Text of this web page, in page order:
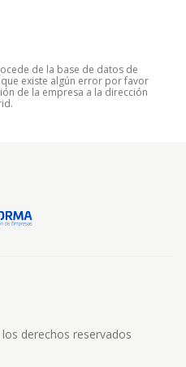
de la base de datos de
que existe algún error por favor
de la empresa a la dirección
derechos reservados